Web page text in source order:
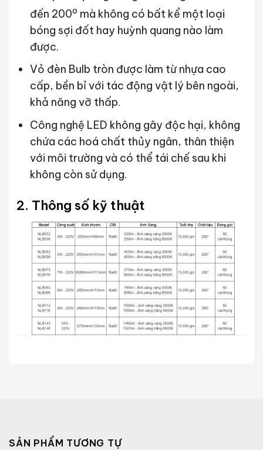
đến 200o mà không có bất kể một loại
bóng sợi đốt hay huỳnh quang nào làm
được.
Vỏ đèn Bulb tròn được làm từ nhựa cao
cấp, bền bỉ với tác động vật lý bên ngoài,
khả năng vỡ thấp.
Công nghệ LED không gây độc hại, không
chứa các hoá chất thủy ngân, thân thiện
với môi trường và có thể tái chế sau khi
không còn sử dụng.
2. Thông số kỹ thuật
SẢN PHẨM TƯƠNG TỰ